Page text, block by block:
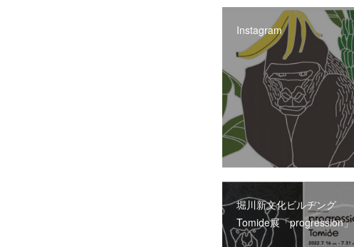
Instagram
堀川新文化ビルヂング
Tomide展「progression」